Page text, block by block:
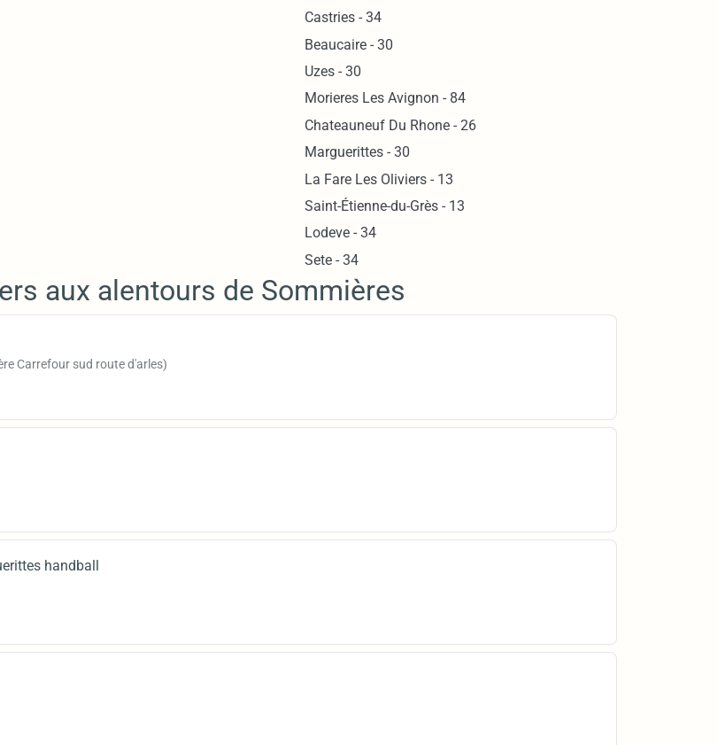
Castries - 34
Beaucaire - 30
Uzes - 30
Morieres Les Avignon - 84
Chateauneuf Du Rhone - 26
Marguerittes - 30
La Fare Les Oliviers - 13
Saint-Étienne-du-Grès - 13
Lodeve - 34
Sete - 34
aux alentours de Sommières
Carrefour sud route d'arles)
handball